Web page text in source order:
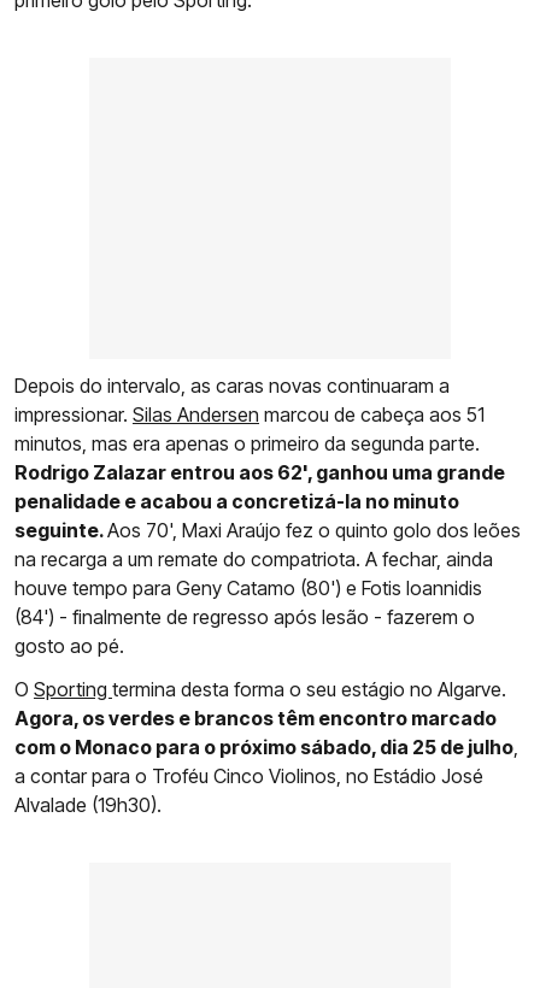
Depois do intervalo, as caras novas continuaram a
impressionar. Silas Andersen marcou de cabeça aos 51
minutos, mas era apenas o primeiro da segunda parte.
Rodrigo Zalazar entrou aos 62', ganhou uma grande
penalidade e acabou a concretizá-la no minuto
seguinte.Aos 70', Maxi Araújo fez o quinto golo dos leões
na recarga a um remate do compatriota. A fechar, ainda
houve tempo para Geny Catamo (80') e Fotis Ioannidis
(84') - finalmente de regresso após lesão - fazerem o
gosto ao pé.
O Sporting termina desta forma o seu estágio no Algarve.
Agora, os verdes e brancos têm encontro marcado
com o Monaco para o próximo sábado, dia 25 de julho
a contar para o Troféu Cinco Violinos, no Estádio José
Alvalade (19h30).